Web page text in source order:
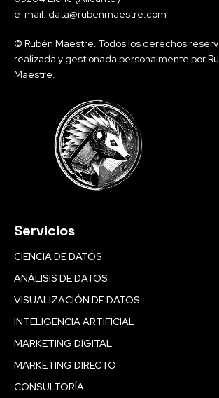
e-mail: data@rubenmaestre.com
© Rubén Maestre. Todos los derechos
realizada y gestionada personalmente por
Maestre.
Servicios
CIENCIA DE DATOS
ANÁLISIS DE DATOS
VISUALIZACIÓN DE DATOS
INTELIGENCIA ARTIFICIAL
MARKETING DIGITAL
MARKETING DIRECTO
CONSULTORÍA